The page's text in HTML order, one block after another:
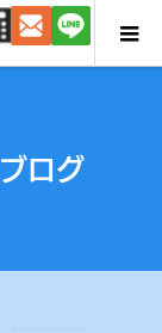
ログ